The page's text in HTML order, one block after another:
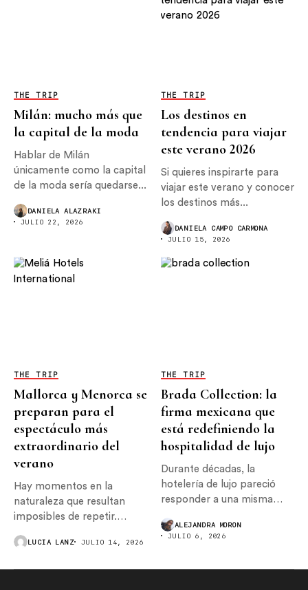
THE TRIP
Milán: mucho más que
la capital de la moda
Hablar de Milán
únicamente como la capital
de la moda sería quedarse...
DANIELA ALAZRAKI
JULIO 22, 2026
THE TRIP
Los destinos en
tendencia para viajar
este verano 2026
Si quieres inspirarte para
viajar este verano y conocer
los destinos más...
DANIELA CAMPO CARMONA
JULIO 15, 2026
THE TRIP
Mallorca y Menorca se
preparan para el
espectáculo más
extraordinario del
verano
Hay momentos en la
naturaleza que resultan
imposibles de repetir.
LUCIA LANZ JULIO 14, 2026
THE TRIP
Brada Collection: la
firma mexicana que
está redefiniendo la
hospitalidad de lujo
Durante décadas, la
hotelería de lujo pareció
responder a una misma
ALEJANDRA MORON
JULIO 6, 2026